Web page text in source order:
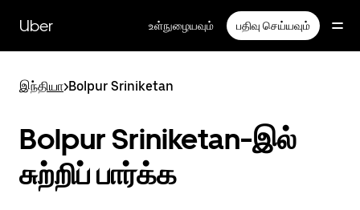
பக்கத்திற்குச்
செல்லவும்
Uber உள்நுழையவும் பதிவு செய்யவும்
இந்தியா>Bolpur Sriniketan
Bolpur Sriniketan-இல்
சுற்றிப் பார்க்க